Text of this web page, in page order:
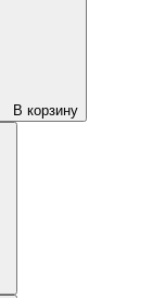
В корзину